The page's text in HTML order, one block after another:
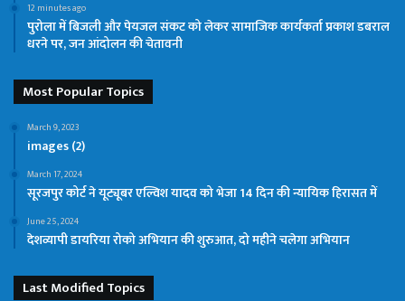
12 minutes ago
पुरोला में बिजली और पेयजल संकट को लेकर सामाजिक कार्यकर्ता प्रकाश डबराल
धरने पर, जन आंदोलन की चेतावनी
Most Popular Topics
March 9, 2023
images (2)
March 17, 2024
सूरजपुर कोर्ट ने यूट्यूबर एल्विश यादव को भेजा 14 दिन की न्यायिक हिरासत में
June 25, 2024
देशव्यापी डायरिया रोको अभियान की शुरुआत, दो महीने चलेगा अभियान
Last Modified Topics